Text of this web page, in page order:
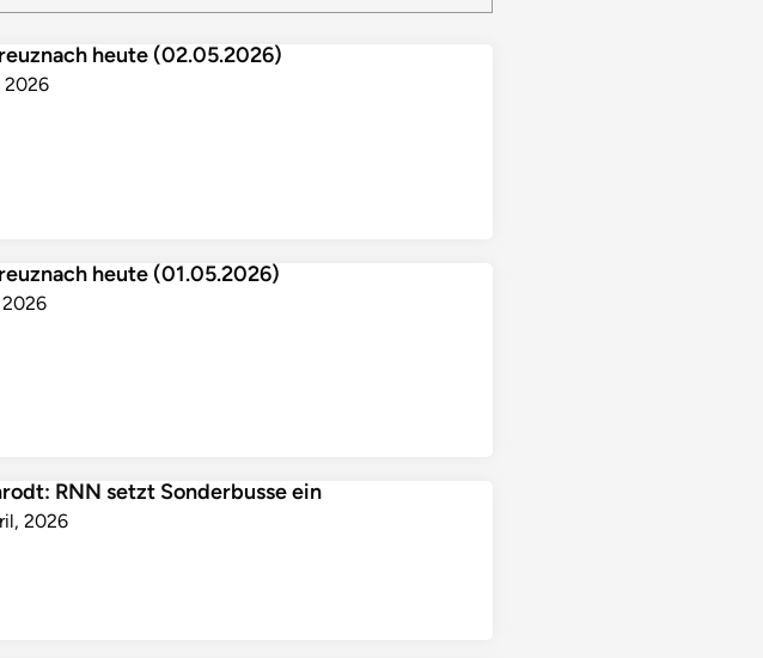
heute (02.05.2026)
2026
heute (01.05.2026)
2026
RNN setzt Sonderbusse ein
2026